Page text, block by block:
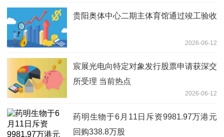
贵阳奥体中心二期主体育馆通过竣工验收
2026-06-12
宸展光电向特定对象发行股票申请获深交
所受理 当前热点
2026-06-12
药明生物于6月11日斥资9981.97万港元
回购338.8万股